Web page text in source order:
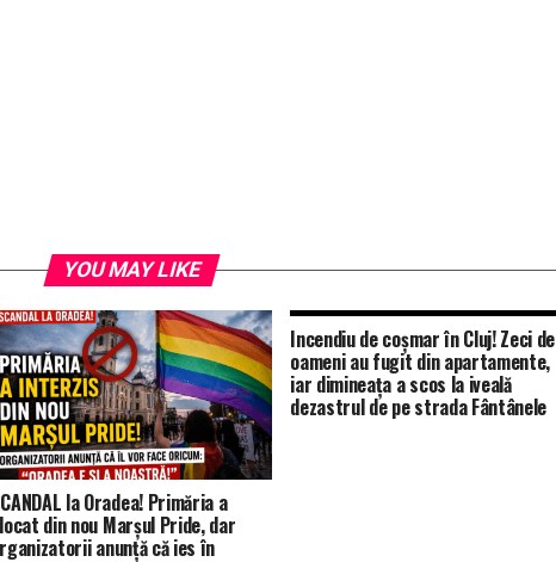
YOU MAY LIKE
la Oradea! Primăria a
din nou Marșul Pride, dar
anunță că ies în
Incendiu de coșmar în Cluj! Zeci de
oameni au fugit din apartamente,
iar dimineața a scos la iveală
dezastrul de pe strada Fântânele